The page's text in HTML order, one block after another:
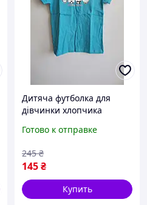
Дитяча футболка для
дівчинки хлопчика
голубой
Готово к отправке
145₴
245 ₴
Купить